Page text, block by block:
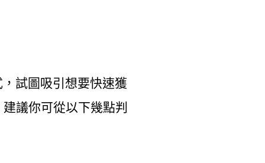
試圖吸引想要快速獲
議你可從以下幾點判